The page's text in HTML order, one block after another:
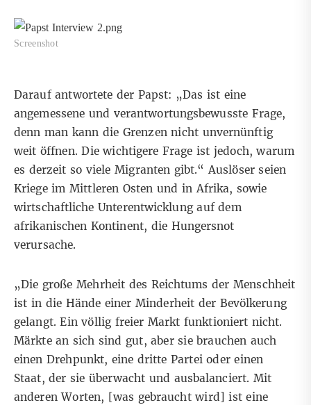
Screenshot
Darauf antwortete der Papst: „Das ist eine
angemessene und verantwortungsbewusste Frage,
denn man kann die Grenzen nicht unvernünftig
weit öffnen. Die wichtigere Frage ist jedoch, warum
es derzeit so viele Migranten gibt.“ Auslöser seien
Kriege im Mittleren Osten und in Afrika, sowie
wirtschaftliche Unterentwicklung auf dem
afrikanischen Kontinent, die Hungersnot
verursache.
„Die große Mehrheit des Reichtums der Menschheit
ist in die Hände einer Minderheit der Bevölkerung
gelangt. Ein völlig freier Markt funktioniert nicht.
Märkte an sich sind gut, aber sie brauchen auch
einen Drehpunkt, eine dritte Partei oder einen
Staat, der sie überwacht und ausbalanciert. Mit
anderen Worten, [was gebraucht wird] ist eine